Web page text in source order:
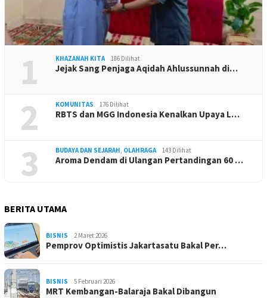
1 KHAZANAH KITA 186 Dilihat
Jejak Sang Penjaga Aqidah Ahlussunnah di…
2 KOMUNITAS 176 Dilihat
RBTS dan MGG Indonesia Kenalkan Upaya L…
3 BUDAYA DAN SEJARAH, OLAHRAGA 143 Dilihat
Aroma Dendam di Ulangan Pertandingan 60 …
BERITA UTAMA
BISNIS 2 Maret 2026
Pemprov Optimistis Jakartasatu Bakal Per…
BISNIS 5 Februari 2026
MRT Kembangan-Balaraja Bakal Dibangun